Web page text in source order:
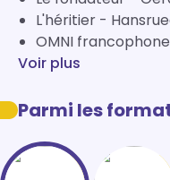
L'héritier -
OMNI
Voir plus
Parmi les